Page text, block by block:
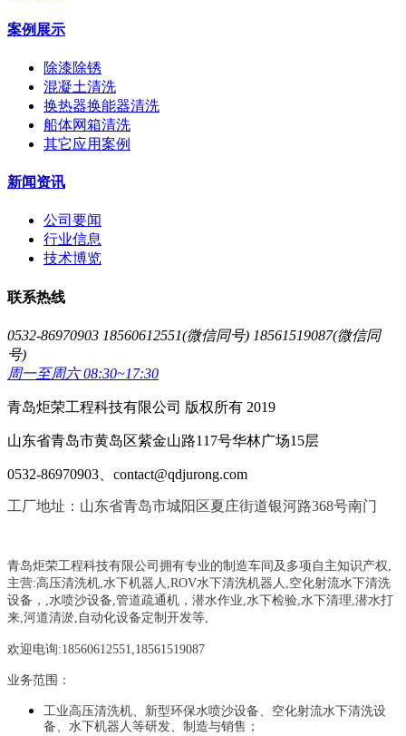
案例展示
除漆除锈
混凝土清洗
换热器换能器清洗
船体网箱清洗
其它应用案例
新闻资讯
公司要闻
行业信息
技术博览
联系热线
0532-86970903 18560612551(微信同号) 18561519087(微信同
号)
周一至周六 08:30~17:30
青岛炬荣工程科技有限公司 版权所有 2019
山东省青岛市黄岛区紫金山路117号华林广场15层
0532-86970903、contact@qdjurong.com
工厂地址：山东省青岛市城阳区夏庄街道银河路368号南门
青岛炬荣工程科技有限公司拥有专业的制造车间及多项自主知识产权,
主营:高压清洗机,水下机器人,ROV水下清洗机器人,空化射流水下清洗
设备，
水喷沙设备 ,管道疏通机 ， 潜水作业,水下检验,水下清理,潜水打
来,河道清淤,自动化设备定制开发等,
欢迎电询:18560612551,18561519087
业务范围：
工业高压清洗机、新型环保水喷沙设备、空化射流水下清洗设
备、水下机器人等研发、制造与销售；